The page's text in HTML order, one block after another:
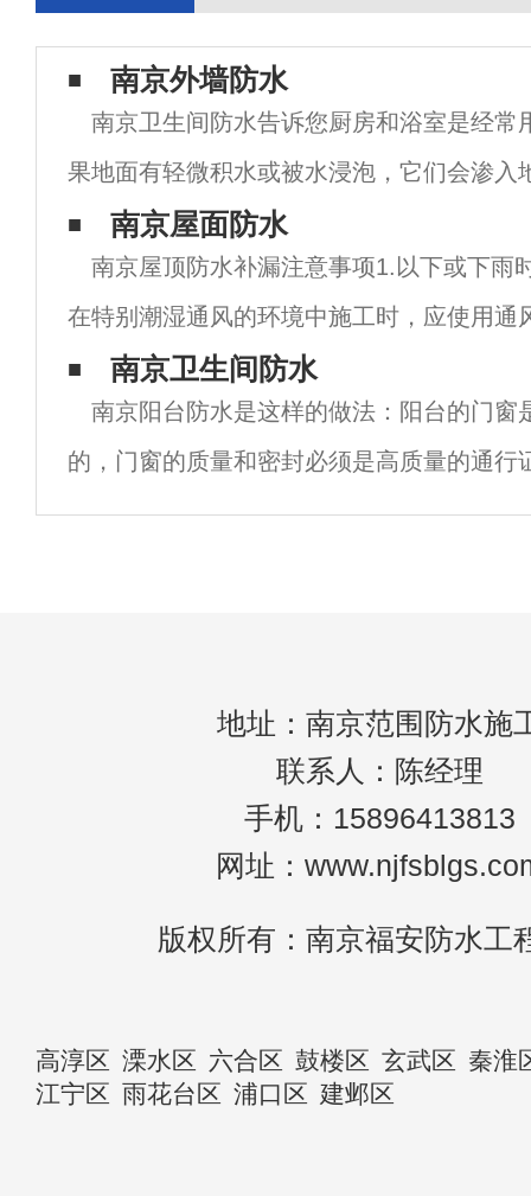
南京外墙防水
南京卫生间防水告诉您厨房和浴室是经常
果地面有轻微积水或被水浸泡，它们会渗入
方便使用，造成不必要的经济损失，而且可
系。因此，卫生间防水在施工过程中非常重
南京屋面防水
南京屋顶防水补漏注意事项1.以下或下雨
在特别潮湿通风的环境中施工时，应使用通
材料成膜，以免影响防水层的质量；3.使用
浆加水混合；4.节点处理按相关规范标准进
南京卫生间防水
南京阳台防水是这样的做法：阳台的门窗
的，门窗的质量和密封必须是高质量的通行
内外方向记住不要出错。在南方，阳台滑动
地址：南京范围防水施
联系人：陈经理
手机：15896413813
网址：
版权所有：南京福安防水工
高淳区 溧水区 六合区 鼓楼区 玄武区 秦淮
江宁区 雨花台区 浦口区 建邺区